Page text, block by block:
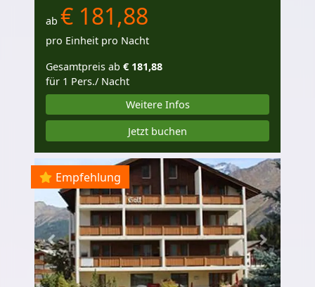
ab € 181,88
pro Einheit pro Nacht
Gesamtpreis ab € 181,88
für 1 Pers./ Nacht
Weitere Infos
Jetzt buchen
Empfehlung